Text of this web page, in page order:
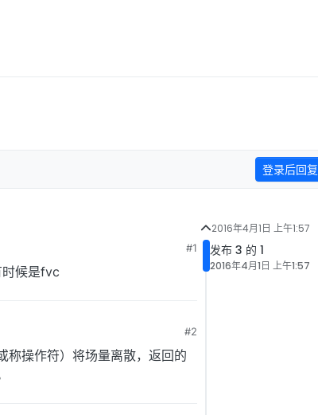
登录后回复
#1
候是fvc
#2
操作符）将场量离散，返回的
2016年4月1日 上午1:57
发布 3 的 1
2016年4月1日 上午1:57